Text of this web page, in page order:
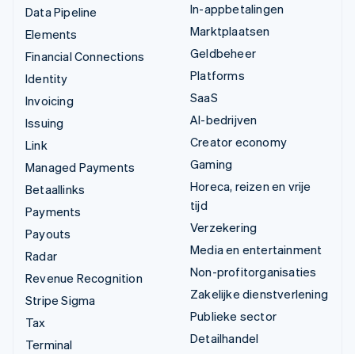
Data Pipeline
Elements
Financial Connections
Identity
Invoicing
Issuing
Link
Managed Payments
Betaallinks
Payments
Payouts
Radar
Revenue Recognition
Stripe Sigma
Tax
Terminal
In-appbetalingen
Marktplaatsen
Geldbeheer
Platforms
SaaS
AI-bedrijven
Creator economy
Gaming
Horeca, reizen en vrije
tijd
Verzekering
Media en entertainment
Non-profitorganisaties
Zakelijke dienstverlening
Publieke sector
Detailhandel